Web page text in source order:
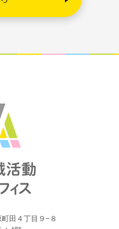
田４丁目９−８